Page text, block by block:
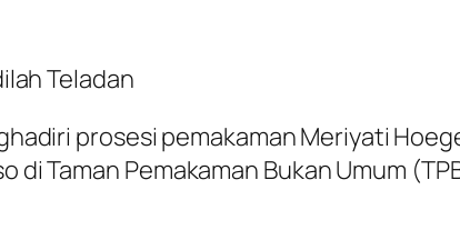
Teladan
prosesi pemakaman Meriyati
Taman Pemakaman Bukan Umum